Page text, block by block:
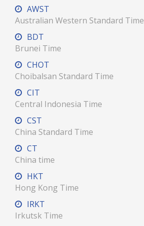
AWST
Australian Western Standard Time
BDT
Brunei Time
CHOT
Choibalsan Standard Time
CIT
Central Indonesia Time
CST
China Standard Time
CT
China time
HKT
Hong Kong Time
IRKT
Irkutsk Time